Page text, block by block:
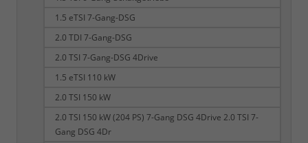
1.5 eTSI 7-Gang-DSG
2.0 TDI 7-Gang-DSG
2.0 TSI 7-Gang-DSG 4Drive
1.5 eTSI 110 kW
2.0 TSI 150 kW
2.0 TSI 150 kW (204 PS) 7-Gang DSG 4Drive 2.0 TSI 7-
Gang DSG 4Dr